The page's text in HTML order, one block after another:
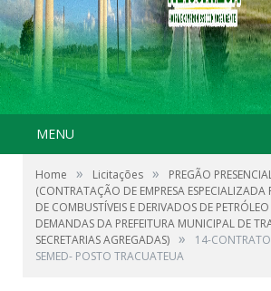
MENU
Home » Licitações »
PREGÃO
(CONTRATAÇÃO DE EMPRESA
DE COMBUSTÍVEIS E DERIVADOS DE
DEMANDAS DA PREFEITURA MUNICIPAL DE
SECRETARIAS AGREGADAS) »
14-
SEMED- POSTO TRACUATEUA